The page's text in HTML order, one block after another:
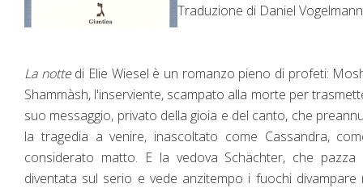
Traduzione di Daniel Vogelmann
La nottedi Elie Wiesel è un romanzo pieno di profeti:
Shammàsh, l'inserviente, scampato alla morte per
suo messaggio, privato della gioia e del canto, che
la tragedia a venire, inascoltato come Cassandra,
considerato matto. E la vedova Schächter, che
diventata sul serio e vede anzitempo i fuochi divampare